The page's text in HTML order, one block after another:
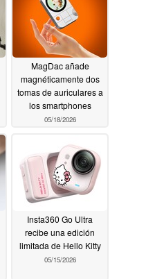
MagDac añade
magnéticamente dos
tomas de auriculares a
los smartphones
05/18/2026
Insta360 Go Ultra
recibe una edición
limitada de Hello Kitty
05/15/2026